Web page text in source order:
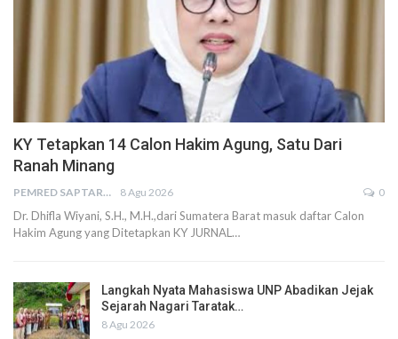
KY Tetapkan 14 Calon Hakim Agung, Satu Dari
Ranah Minang
PEMRED SAPTARIUS 8 Agu 2026 0
Dr. Dhifla Wiyani, S.H., M.H.,dari Sumatera Barat masuk daftar Calon
Hakim Agung yang Ditetapkan KY JURNAL…
Langkah Nyata Mahasiswa UNP Abadikan Jejak
Sejarah Nagari Taratak…
8 Agu 2026